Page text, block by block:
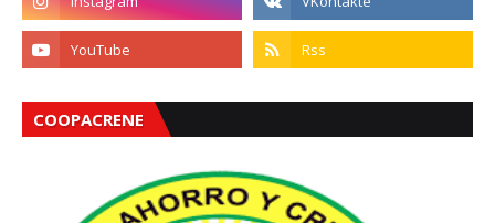
COOPACRENE